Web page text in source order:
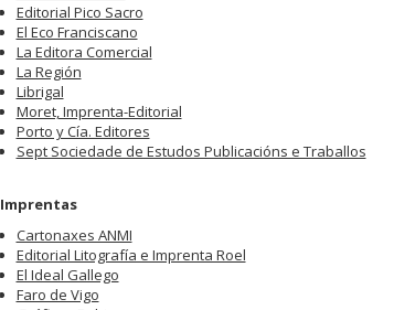
Editorial Pico Sacro
El Eco Franciscano
La Editora Comercial
La Región
Librigal
Moret, Imprenta-Editorial
Porto y Cía. Editores
Sept Sociedade de Estudos Publicacións e Traballos
Imprentas
Cartonaxes ANMI
Editorial Litografía e Imprenta Roel
El Ideal Gallego
Faro de Vigo